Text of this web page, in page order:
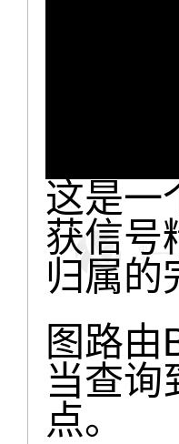
这是一
获信号
归属的
图路由
当查询
点。